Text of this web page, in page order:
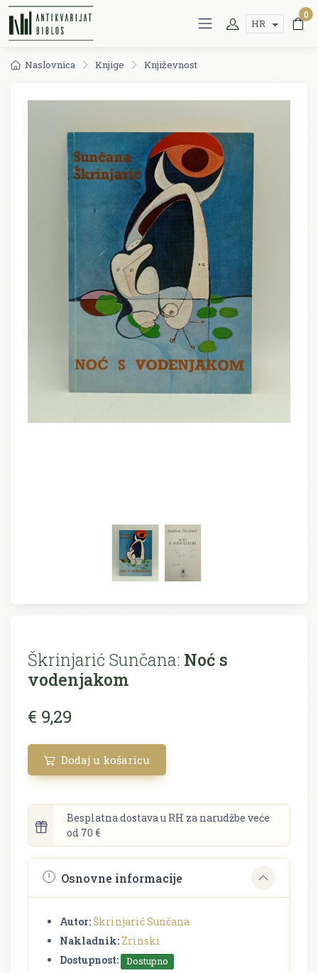
HR
0
Naslovnica Knjige Književnost
Škrinjarić Sunčana: Noć s
vodenjakom
€ 9,29
Dodaj u košaricu
Besplatna dostava u RH za narudžbe veće
od 70 €
Osnovne informacije
Autor:Škrinjarić Sunčana
Nakladnik: Zrinski
Dostupnost:
Dostupno